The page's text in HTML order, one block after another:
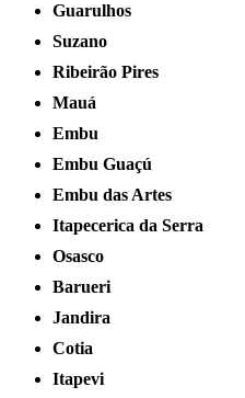
Guarulhos
Suzano
Ribeirão Pires
Mauá
Embu
Embu Guaçú
Embu das Artes
Itapecerica da Serra
Osasco
Barueri
Jandira
Cotia
Itapevi